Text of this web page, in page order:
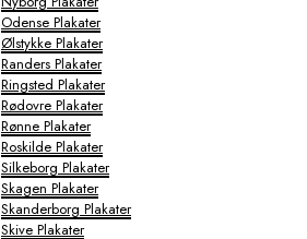
Odense Plakater
Ølstykke Plakater
Randers Plakater
Ringsted Plakater
Rødovre Plakater
Rønne Plakater
Roskilde Plakater
Silkeborg Plakater
Skagen Plakater
Skanderborg Plakater
Skive Plakater